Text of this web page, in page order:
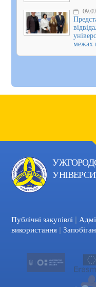
межах
Публічні закупівлі |
використання |